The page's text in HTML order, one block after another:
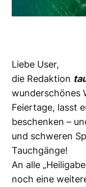
Liebe User,
die Redaktion
wunderschönes
Feiertage, lasst
beschenken –
und schweren
Tauchgänge!
An alle
noch eine